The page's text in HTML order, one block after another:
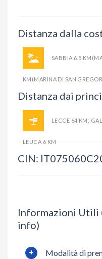
Distanza dalla
SABBIA 6,5
KM(MARINA DI SAN
Distanza dai
LECCE 64 KM;
LEUCA 6 KM
CIN:
Informazioni Utili
info)
Modalità di